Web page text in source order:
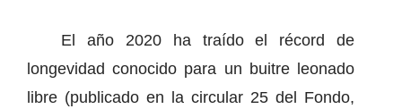
El año 2020 ha traído el récord de
longevidad conocido para un buitre leonado
libre (publicado en la circular 25 del Fondo,